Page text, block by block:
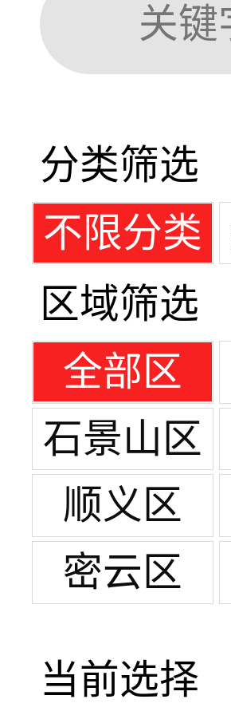
分类筛选
不限分类
区域筛选
全部区
石景山区
顺义区
密云区
当前选择